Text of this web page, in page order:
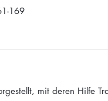
169
mit deren Hilfe